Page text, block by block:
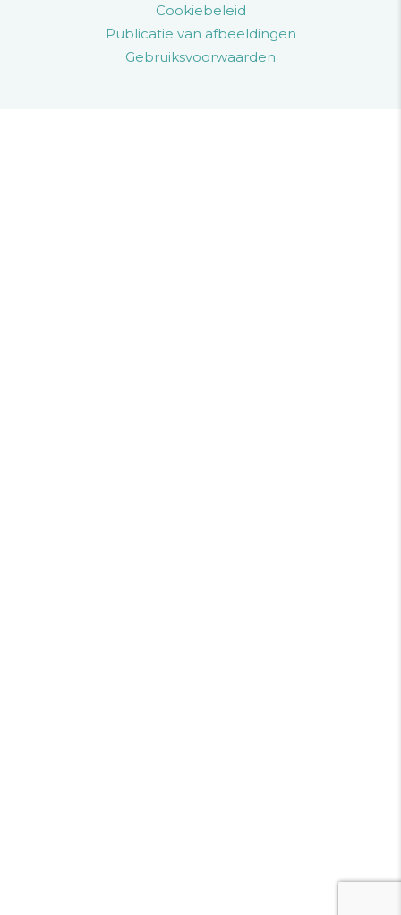
Cookiebeleid
Publicatie van afbeeldingen
Gebruiksvoorwaarden